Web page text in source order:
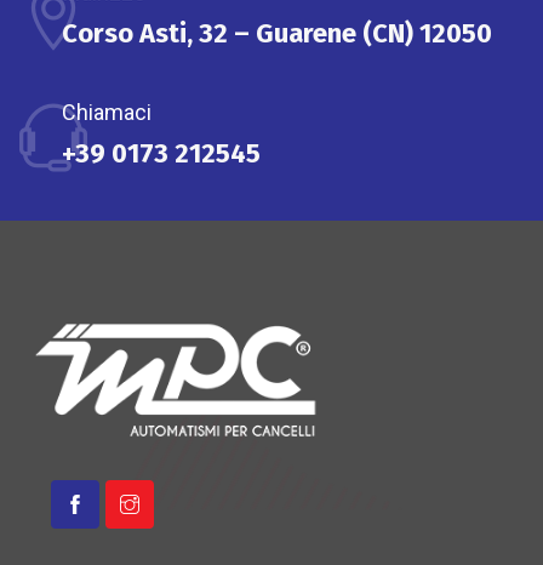
Corso Asti, 32 – Guarene (CN) 12050
Chiamaci
+39 0173 212545